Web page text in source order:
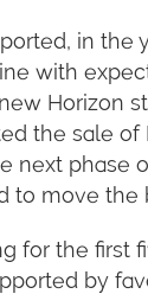
in the
with
Horizon
the sale of
next phase
to move the
for the first
by